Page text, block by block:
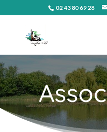
02 43 80 69 28